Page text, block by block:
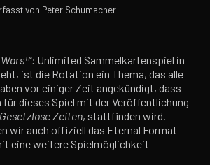
von Peter Schumacher
™: Unlimited Sammelkartenspiel in
ist die Rotation ein Thema, das alle
vor einiger Zeit angekündigt, dass
dieses Spiel mit der Veröffentlichung
Gesetzlose Zeiten, stattfinden wird.
wir auch offiziell das Eternal Format
eine weitere Spielmöglichkeit